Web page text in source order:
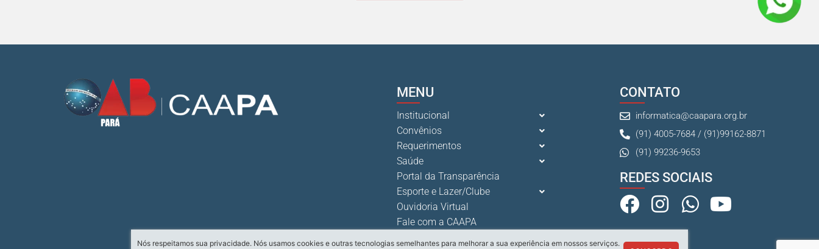
Nós respeitamos sua privacidade. Nós usamos cookies e outras tecnologias semelhantes para melhorar a sua experiência em nossos serviços.
MENU
Institucional
Convênios
Requerimentos
Saúde
Portal da Transparência
Esporte e Lazer/Clube
Ouvidoria Virtual
Fale com a CAAPA
CONTATO
informatica@caapara.org.br
(91) 4005-7684 / (91)99162-8871
(91) 99236-9653
REDES SOCIAIS